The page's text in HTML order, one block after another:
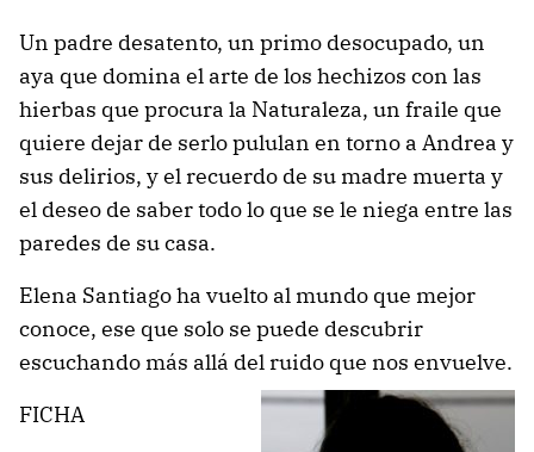
Un padre desatento, un primo desocupado, un
aya que domina el arte de los hechizos con las
hierbas que procura la Naturaleza, un fraile que
quiere dejar de serlo pululan en torno a Andrea y
sus delirios, y el recuerdo de su madre muerta y
el deseo de saber todo lo que se le niega entre las
paredes de su casa.
Elena Santiago ha vuelto al mundo que mejor
conoce, ese que solo se puede descubrir
escuchando más allá del ruido que nos envuelve.
FICHA